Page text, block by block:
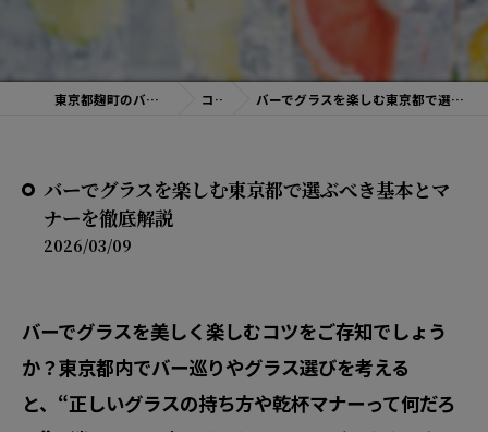
東京都麹町のバーならBAR MALTO コラム バーでグラスを楽しむ東京都で選ぶべき基本とマナーを徹底解説
バーでグラスを楽しむ東京都で選ぶべき基本とマ
ナーを徹底解説
2026/03/09
バーでグラスを美しく楽しむコツをご存知でしょう
か？東京都内でバー巡りやグラス選びを考える
と、“正しいグラスの持ち方や乾杯マナーって何だろ